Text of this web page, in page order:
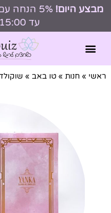
מבצע היום!
עד 15:00 וקבלו היום
ראשי » חנות » טו באב »